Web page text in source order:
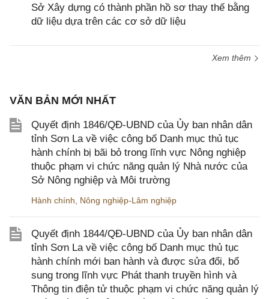
Sở Xây dựng có thành phần hồ sơ thay thế bằng
dữ liệu dựa trên các cơ sở dữ liệu
Xem thêm
VĂN BẢN MỚI NHẤT
Quyết định 1846/QĐ-UBND của Ủy ban nhân dân
tỉnh Sơn La về việc công bố Danh mục thủ tục
hành chính bị bãi bỏ trong lĩnh vực Nông nghiệp
thuộc phạm vi chức năng quản lý Nhà nước của
Sở Nông nghiệp và Môi trường
Hành chính Nông nghiệp-Lâm nghiệp
Quyết định 1844/QĐ-UBND của Ủy ban nhân dân
tỉnh Sơn La về việc công bố Danh mục thủ tục
hành chính mới ban hành và được sửa đổi, bổ
sung trong lĩnh vực Phát thanh truyền hình và
Thông tin điện tử thuộc phạm vi chức năng quản lý